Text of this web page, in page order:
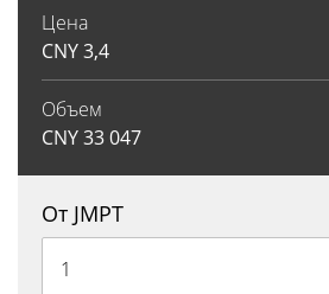
Цена
CNY3,4
Объем
CNY33 047
От JMPT